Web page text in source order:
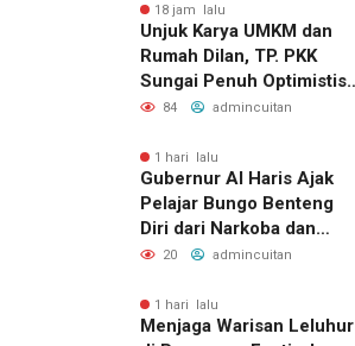
18 jam lalu
Unjuk Karya UMKM dan
Rumah Dilan, TP. PKK
Sungai Penuh Optimistis
Raih Juara di Tingkat
84 admincuitan
1 hari lalu
Gubernur Al Haris Ajak
Pelajar Bungo Benteng
Diri dari Narkoba dan
Judol
20 admincuitan
1 hari lalu
Menjaga Warisan Leluhur